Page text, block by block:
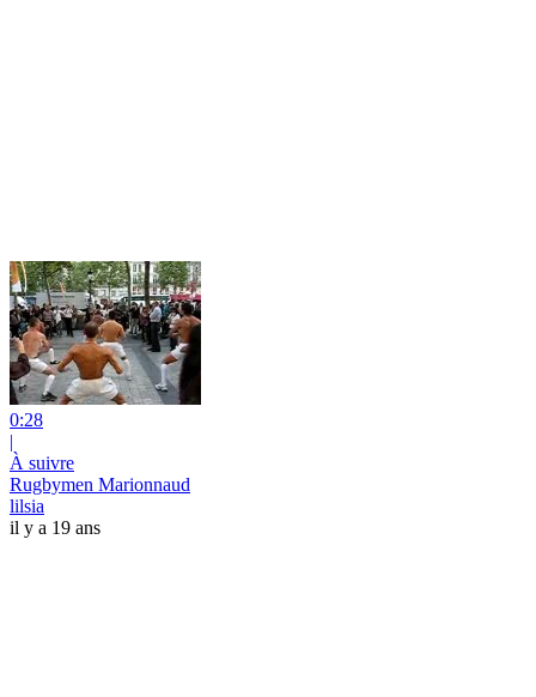
0:28
|
À suivre
Rugbymen Marionnaud
lilsia
il y a 19 ans